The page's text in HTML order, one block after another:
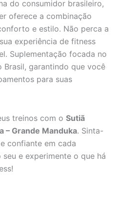
do consumidor brasileiro,
oferece a combinação
e estilo. Não perca a
experiência de fitness
Suplementação focada no
garantindo que você
para suas
treinos com o Sutiã
– Grande Manduka. Sinta-
confiante em cada
e experimente o que há